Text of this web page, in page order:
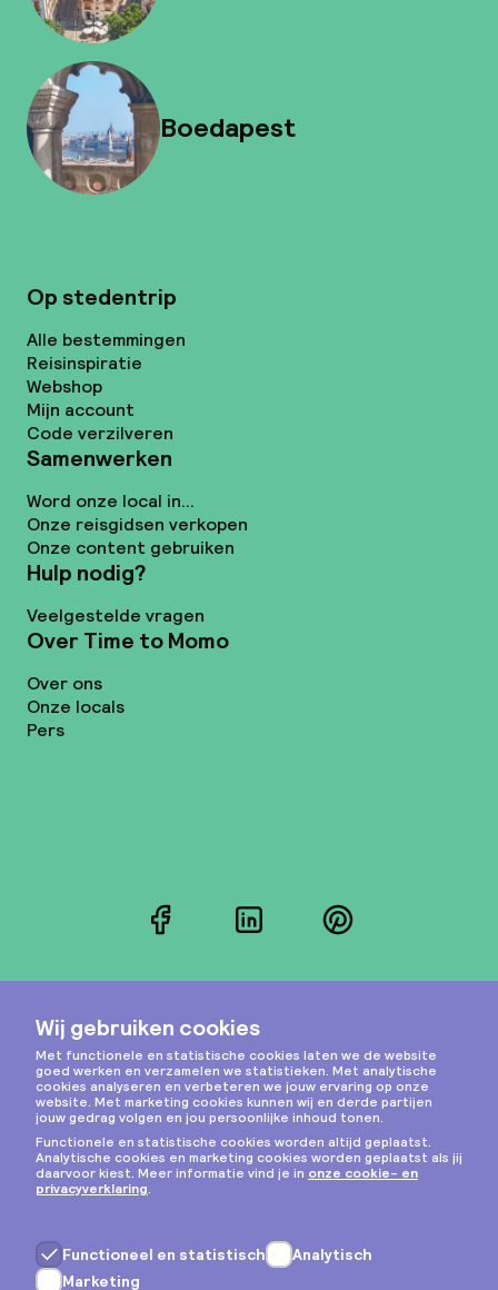
Boedapest
Op stedentrip
Alle bestemmingen
Reisinspiratie
Webshop
Mijn account
Code verzilveren
Samenwerken
Word onze local in...
Onze reisgidsen verkopen
Onze content gebruiken
Hulp nodig?
Veelgestelde vragen
Over Time to Momo
Over ons
Onze locals
Pers
FacebookLinkedInPinterest
Instagram
Privacy & cookies
Algemene voorwaarden